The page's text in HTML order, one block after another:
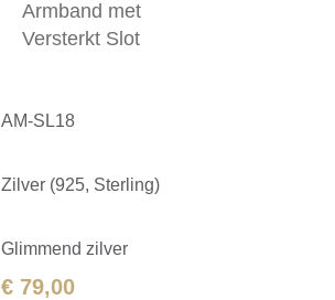
AM-SL18
Zilver (925, Sterling)
Glimmend zilver
€ 79,00